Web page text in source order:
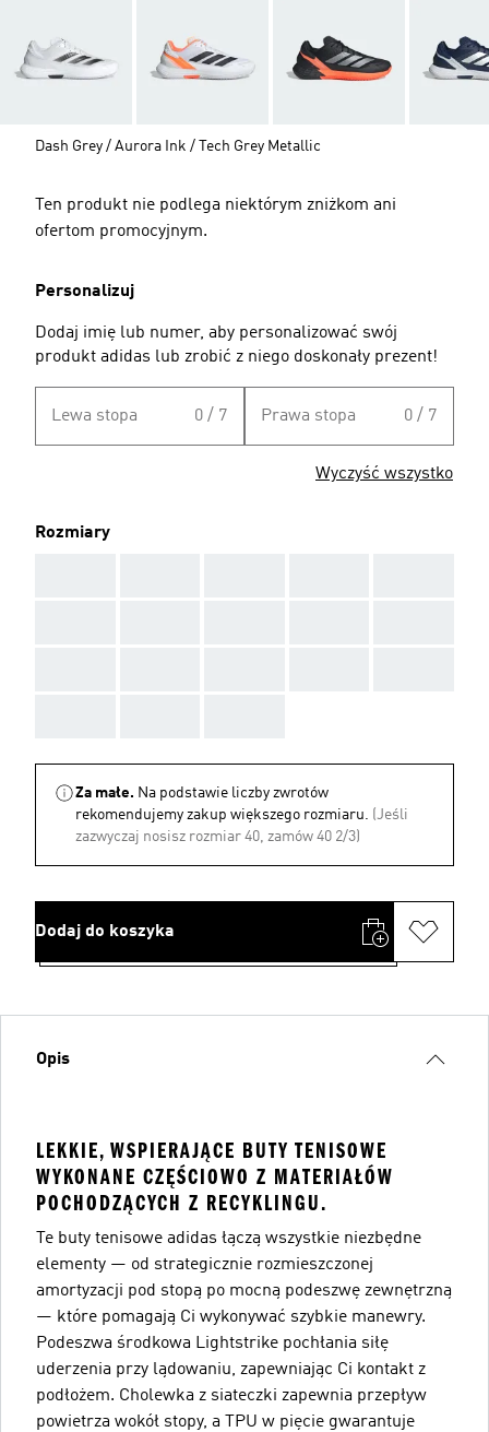
Dash Grey / Aurora Ink / Tech Grey Metallic
Ten produkt nie podlega niektórym zniżkom ani
ofertom promocyjnym.
Personalizuj
Dodaj imię lub numer, aby personalizować swój
produkt adidas lub zrobić z niego doskonały prezent!
Lewa stopa 0 / 7 Prawa stopa 0 / 7
Wyczyść wszystko
Rozmiary
Za małe. Na podstawie liczby zwrotów
rekomendujemy zakup większego rozmiaru. (Jeśli
zazwyczaj nosisz rozmiar 40, zamów 40 2/3)
Dodaj do koszyka
Opis
LEKKIE, WSPIERAJĄCE BUTY TENISOWE
WYKONANE CZĘŚCIOWO Z MATERIAŁÓW
POCHODZĄCYCH Z RECYKLINGU.
Te buty tenisowe adidas łączą wszystkie niezbędne
elementy — od strategicznie rozmieszczonej
amortyzacji pod stopą po mocną podeszwę zewnętrzną
— które pomagają Ci wykonywać szybkie manewry.
Podeszwa środkowa Lightstrike pochłania siłę
uderzenia przy lądowaniu, zapewniając Ci kontakt z
podłożem. Cholewka z siateczki zapewnia przepływ
powietrza wokół stopy, a TPU w pięcie gwarantuje